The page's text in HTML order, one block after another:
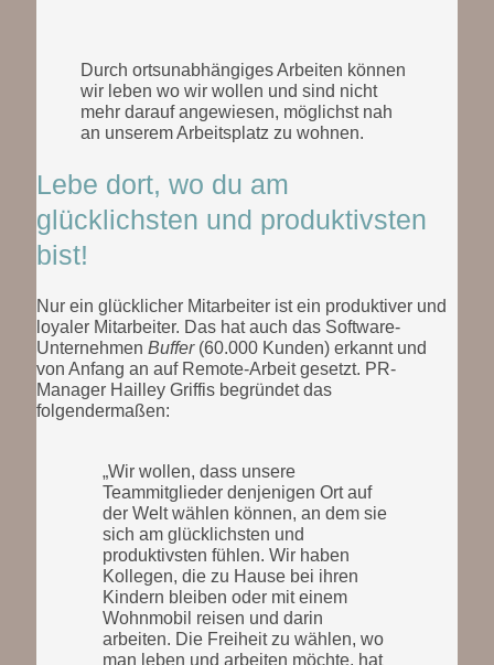
Durch ortsunabhängiges Arbeiten können
wir leben wo wir wollen und sind nicht
mehr darauf angewiesen, möglichst nah
an unserem Arbeitsplatz zu wohnen.
Lebe dort, wo du am
glücklichsten und produktivsten
bist!
Nur ein glücklicher Mitarbeiter ist ein produktiver und
loyaler Mitarbeiter. Das hat auch das Software-
UnternehmenBuffer(60.000 Kunden) erkannt und
von Anfang an auf Remote-Arbeit gesetzt. PR-
Manager Hailley Griffis begründet das
folgendermaßen:
„Wir wollen, dass unsere
Teammitglieder denjenigen Ort auf
der Welt wählen können, an dem sie
sich am glücklichsten und
produktivsten fühlen. Wir haben
Kollegen, die zu Hause bei ihren
Kindern bleiben oder mit einem
Wohnmobil reisen und darin
arbeiten. Die Freiheit zu wählen, wo
man leben und arbeiten möchte, hat